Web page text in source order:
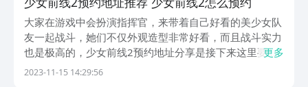
大家在游戏中会扮演指挥官，来带着自己好看的美少女队
友一起战斗，她们不仅外观造型非常好看，而且战斗实力
也是极高的，少女前线2预约地址分享是接下来这里要给
大家带来的介绍，如果想在这款游戏中获得更好体验的
更多
2023-11-15 14:29:56